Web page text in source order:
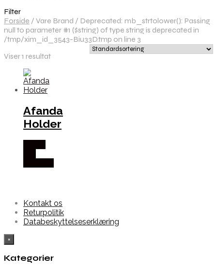
Filter
Forside / Vare Brand / Deprecated: mb_strtolower(): Passing
null to parameter #1 ($string) of type string is deprecated in
/tmp/xim_id_3543-Biu33D.tmp on line 3
Viser 1 resultat
Afanda
Holder
Kontakt os
Returpolitik
Databeskyttelseserklæring
×
Kategorier